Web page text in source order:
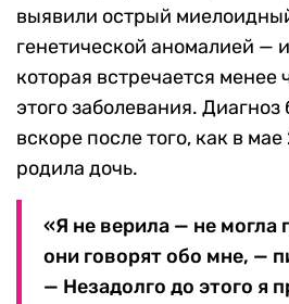
выявили острый
генетической аномалией —
которая встречается менее
этого заболевания.
вскоре после того, как в
родила дочь.
«Я не верила — не могла
они говорят обо мне, —
— Незадолго до этого я